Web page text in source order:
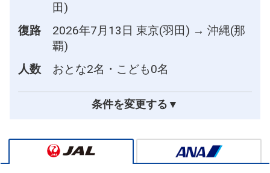
田)
復路
2026年7月13日 東京(羽田) → 沖縄(那
覇)
人数
おとな2名・こども0名
条件を変更する▼